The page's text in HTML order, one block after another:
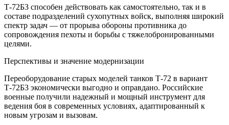
Т-72Б3 способен действовать как самостоятельно, так и в
составе подразделений сухопутных войск, выполняя широкий
спектр задач — от прорыва обороны противника до
сопровождения пехоты и борьбы с тяжелобронированными
целями.
Перспективы и значение модернизации
Переоборудование старых моделей танков Т-72 в вариант
Т-72Б3 экономически выгодно и оправдано. Российские
военные получили надежный и мощный инструмент для
ведения боя в современных условиях, адаптированный к
новым угрозам и вызовам.